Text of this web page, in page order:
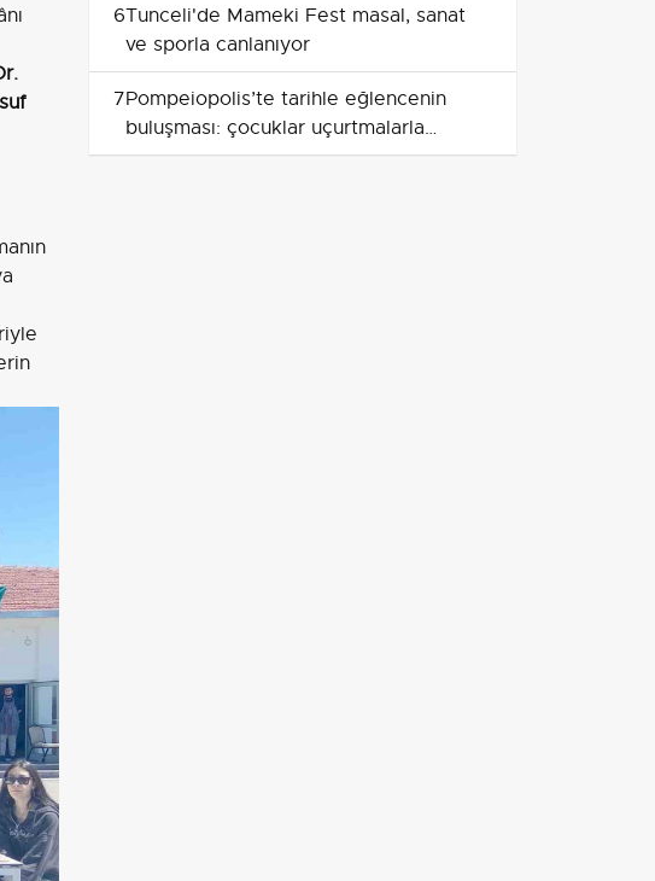
6Tunceli'de Mameki Fest masal, sanat
ve sporla canlanıyor
7Pompeiopolis’te tarihle eğlencenin
buluşması: çocuklar uçurtmalarla
gökyüzünü doldurdu